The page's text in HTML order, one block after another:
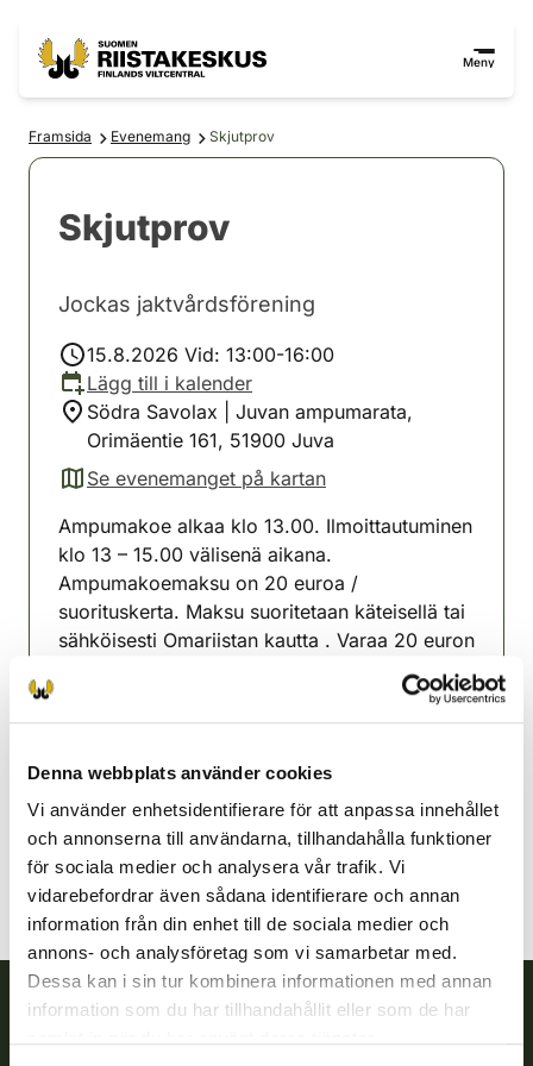
Denna webbplats använder cookies
Vi använder enhetsidentifierare för att anpassa innehållet
och annonserna till användarna, tillhandahålla funktioner
för sociala medier och analysera vår trafik. Vi
vidarebefordrar även sådana identifierare och annan
information från din enhet till de sociala medier och
annons- och analysföretag som vi samarbetar med.
Dessa kan i sin tur kombinera informationen med annan
information som du har tillhandahållit eller som de har
Meny
Framsida Evenemang Skjutprov
Skjutprov
Jockas jaktvårdsförening
15.8.2026 Vid: 13:00-16:00
Lägg till i kalender
Södra Savolax | Juvan ampumarata,
Orimäentie 161, 51900 Juva
Se evenemanget på kartan
(avautuu uuteen välilehteen)
Ampumakoe alkaa klo 13.00. Ilmoittautuminen
klo 13 – 15.00 välisenä aikana.
Ampumakoemaksu on 20 euroa /
suorituskerta. Maksu suoritetaan käteisellä tai
sähköisesti Omariistan kautta . Varaa 20 euron
Jockas jaktvårdsförening
040 528 7594
juva@rhy.riista.fi